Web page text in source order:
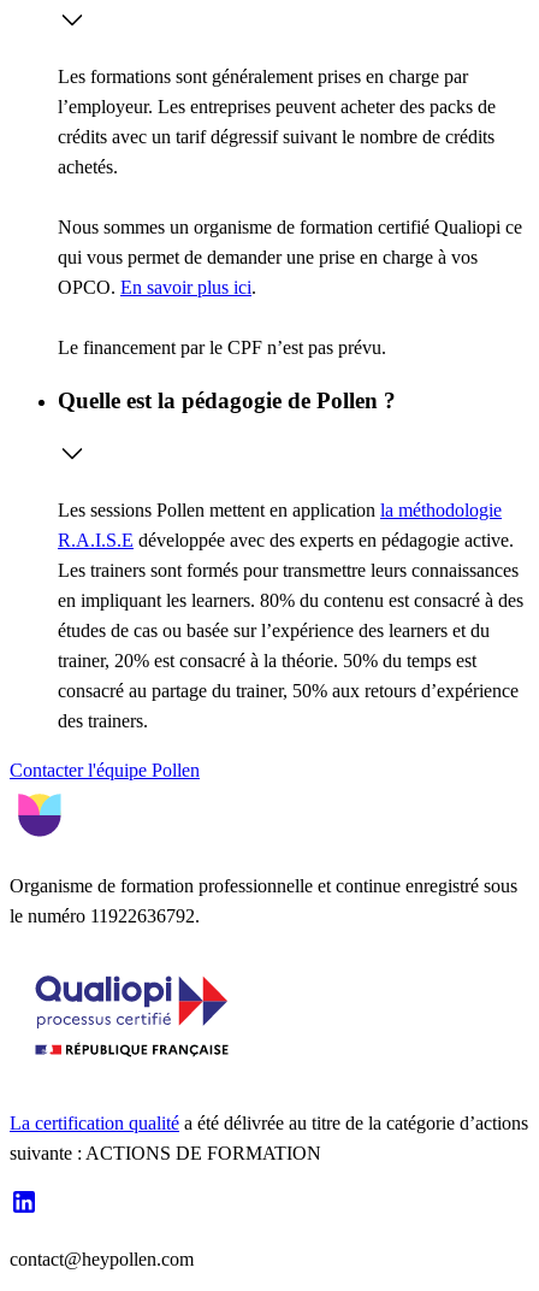
Les formations sont généralement prises en charge par
l’employeur. Les entreprises peuvent acheter des packs de
crédits avec un tarif dégressif suivant le nombre de crédits
achetés.
Nous sommes un organisme de formation certifié Qualiopi ce
qui vous permet de demander une prise en charge à vos
OPCO. En savoir plus ici.
Le financement par le CPF n’est pas prévu.
Quelle est la pédagogie de Pollen ?
Les sessions Pollen mettent en application la méthodologie
R.A.I.S.E développée avec des experts en pédagogie active.
Les trainers sont formés pour transmettre leurs connaissances
en impliquant les learners. 80% du contenu est consacré à des
études de cas ou basée sur l’expérience des learners et du
trainer, 20% est consacré à la théorie. 50% du temps est
consacré au partage du trainer, 50% aux retours d’expérience
des trainers.
Contacter l'équipe Pollen
Organisme de formation professionnelle et continue enregistré sous
le numéro 11922636792.
La certification qualité a été délivrée au titre de la catégorie d’actions
suivante : ACTIONS DE FORMATION
contact@heypollen.com